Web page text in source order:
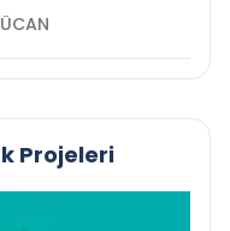
Projeleri